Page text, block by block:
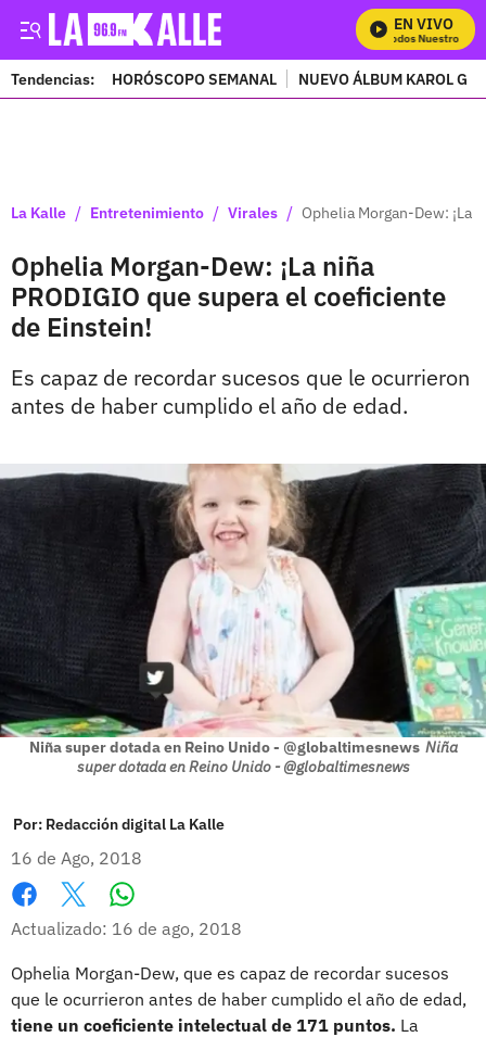
EN VIVO
Mira Todos Nuestros
Tendencias: HORÓSCOPO SEMANAL NUEVO ÁLBUM KAROL G
La Kalle / Entretenimiento / Virales / Ophelia Morgan-Dew: ¡La
Ophelia Morgan-Dew: ¡La niña
PRODIGIO que supera el coeficiente
de Einstein!
Es capaz de recordar sucesos que le ocurrieron
antes de haber cumplido el año de edad.
Niña super dotada en Reino Unido - @globaltimesnews Niña
super dotada en Reino Unido - @globaltimesnews
Por: Redacción digital La Kalle
16 de Ago, 2018
Facebook
X
Actualizado: 16 de ago, 2018
Ophelia Morgan-Dew, que es capaz de recordar sucesos
que le ocurrieron antes de haber cumplido el año de edad,
tiene un coeficiente intelectual de 171 puntos. La